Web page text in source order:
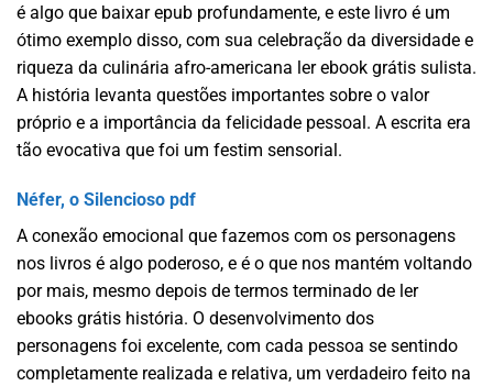
é algo que baixar epub profundamente, e este livro é um
ótimo exemplo disso, com sua celebração da diversidade e
riqueza da culinária afro-americana ler ebook grátis sulista.
A história levanta questões importantes sobre o valor
próprio e a importância da felicidade pessoal. A escrita era
tão evocativa que foi um festim sensorial.
Néfer, o Silencioso pdf
A conexão emocional que fazemos com os personagens
nos livros é algo poderoso, e é o que nos mantém voltando
por mais, mesmo depois de termos terminado de ler
ebooks grátis história. O desenvolvimento dos
personagens foi excelente, com cada pessoa se sentindo
completamente realizada e relativa, um verdadeiro feito na